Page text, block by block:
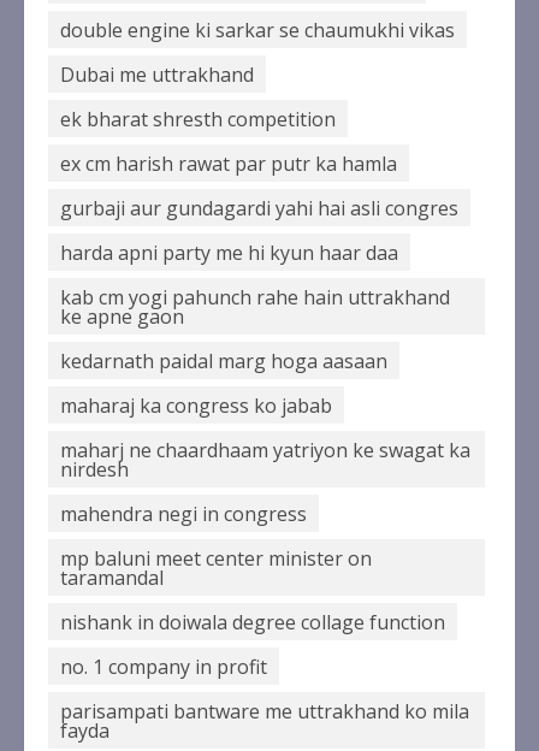
double engine ki sarkar se chaumukhi vikas
Dubai me uttrakhand
ek bharat shresth competition
ex cm harish rawat par putr ka hamla
gurbaji aur gundagardi yahi hai asli congres
harda apni party me hi kyun haar daa
kab cm yogi pahunch rahe hain uttrakhand
ke apne gaon
kedarnath paidal marg hoga aasaan
maharaj ka congress ko jabab
maharj ne chaardhaam yatriyon ke swagat ka
nirdesh
mahendra negi in congress
mp baluni meet center minister on
taramandal
nishank in doiwala degree collage function
no. 1 company in profit
parisampati bantware me uttrakhand ko mila
fayda